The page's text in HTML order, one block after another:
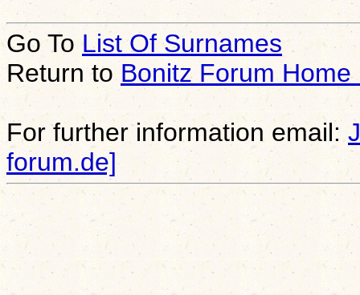
Go To List Of Surnames
Return toBonitz Forum Home
For further information email:
forum.de]